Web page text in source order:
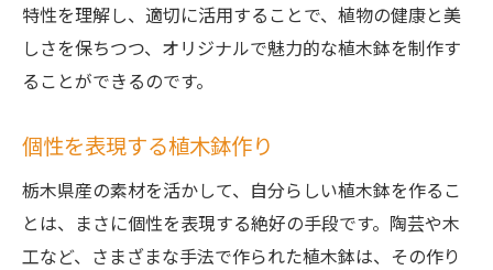
特性を理解し、適切に活用することで、植物の健康と美
しさを保ちつつ、オリジナルで魅力的な植木鉢を制作す
ることができるのです。
個性を表現する植木鉢作り
栃木県産の素材を活かして、自分らしい植木鉢を作るこ
とは、まさに個性を表現する絶好の手段です。陶芸や木
工など、さまざまな手法で作られた植木鉢は、その作り